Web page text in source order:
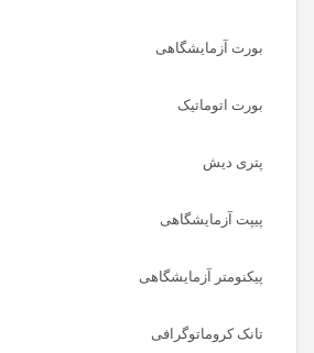
بورت آزمایشگاهی
بورت اتوماتیک
پتری دیش
پیپت آزمایشگاهی
پیکنومتر آزمایشگاهی
تانک کروماتوگرافی